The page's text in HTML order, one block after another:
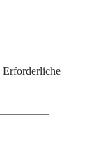
Erforderliche